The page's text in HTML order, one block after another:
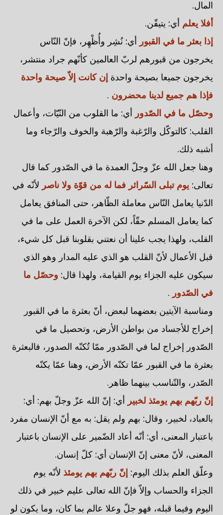
المال.
أفلا يعلم أي: يتيقّن.
إذا بعثر ما في القبور أي: نُشِر وأُظْهِر، فإنّ النّاس
يخرجون من قبورهم لربّ العالمين كأنّهم جراد منتشر،
يخرجون جميعا بصيحة واحدة إن كانت إلاّ صيحة واحدة
فإذا هم جميع لدينا محضرون .
وحصّل ما في الصّدور أي: ما القلوب من النّيّات، وأعمال
القلب: كالتوكّل والرّغبة والرّهبة والخوف والرّجاء وما
أشبه ذلك.
وهنا جعل الله عزّ وجلّ العمدة ما في الصّدور كما قال
تعالى: يوم تبلى السّرائر فما له من قوّة ولا ناصر لأنّه في
الدّنيا يعامل النّاس معاملة الظّاهر، حتى المنافق يعامل
كما يعامل المسلم حقّاً، لكن الآخرة العمل على ما في
القلب، ولهذا يجب علينا أن نعتني بقلوبنا قبل كل شيء،
قبل الأعمال لأنّ القلب هو الذي عليه المدار وهو الذي
سيكون عليه الجزاء يوم القيامة، ولهذا قال: وحصّل ما
في الصّدور .
ومناسبة الآيتين بعضهما لبعض، أنّ بعثرة ما في القبور
إخراج للأجساد من بواطن الأرض، وتحصيل ما في
الصّدور إخراج لما في الصّدور ممّا تُكنّه الصدور، فالبعثرة
بعثرة ما في القبور عمّا تكنّه الأرض، وهنا عمّا يكنّه
الصّدر، والتّناسب بينهما ظاهر.
إنّ ربّهم بهم يومئذ لخبير أي: إنّ الله عزّ وجلّ بهم: أي:
بالعباد، لخبير، وقال: بهم ولم يقل: به مع أنّ الإنسان مفرد
باعتبار المعنى، أي: أنّه أعاد الضّمير على الإنسان باعتبار
المعنى، لأنّ معنى إنّ الإنسان أي: كلّ إنسان.
وعلّق العلم بذلك اليوم: إنّ ربّهم بهم يومئذ لأنّه يوم
الجزاء والحساب وإلاّ فإنّ الله تعالى عليم خبير في ذلك
اليوم وفيما قبله، فهو جلّ وعلا عالم بما كان، وما يكون لو